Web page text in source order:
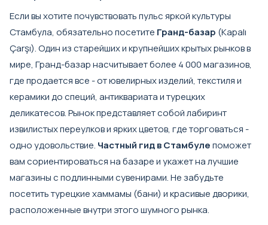
Если вы хотите почувствовать пульс яркой культуры
Стамбула, обязательно посетите Гранд-базар (Kapalı
Çarşı). Один из старейших и крупнейших крытых рынков в
мире, Гранд-базар насчитывает более 4 000 магазинов,
где продается все - от ювелирных изделий, текстиля и
керамики до специй, антиквариата и турецких
деликатесов. Рынок представляет собой лабиринт
извилистых переулков и ярких цветов, где торговаться -
одно удовольствие. Частный гид в Стамбулепоможет
вам сориентироваться на базаре и укажет на лучшие
магазины с подлинными сувенирами. Не забудьте
посетить турецкие хаммамы (бани) и красивые дворики,
расположенные внутри этого шумного рынка.